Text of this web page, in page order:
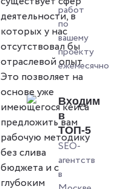
работ
по
вашему
проекту
ежемесячно
Входим
в
ТОП-5
SEO-
агентств
в
деятельности, в
которых у нас
отсутствовал бы
отраслевой опыт.
Это позволяет на
основе уже
имеющегося кейса
предложить вам
рабочую методику
без слива
бюджета и с
глубоким